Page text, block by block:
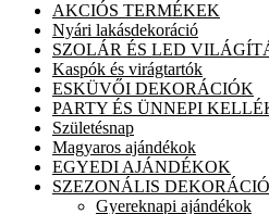
AKCIÓS TERMÉKEK
Nyári lakásdekoráció
SZOLÁR ÉS LED
Kaspók és virágtartók
ESKÜVŐI DEKORÁCIÓK
PARTY ÉS ÜNNEPI
Születésnap
Magyaros ajándékok
EGYEDI AJÁNDÉKOK
SZEZONÁLIS
Gyereknapi ajándékok